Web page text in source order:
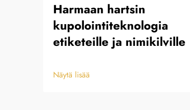
Harmaan hartsin
kupolointiteknologia
etiketeille ja nimikilville
Näytä lisää